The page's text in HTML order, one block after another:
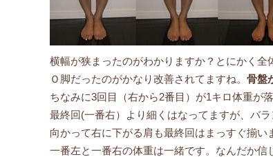
横幅が狭まったのがわかりますか？とにかく
Ｏ脚だったのがかなり改善されてますね。 骨盤
ちなみに3回目（右から2番目）が1キロ体重が落
最終回(一番右）より細くはなってますが、バ
向かって右に下がる肩も最終回はまっすぐ揃い
一番左と一番右の体重は一緒です。なんだか信